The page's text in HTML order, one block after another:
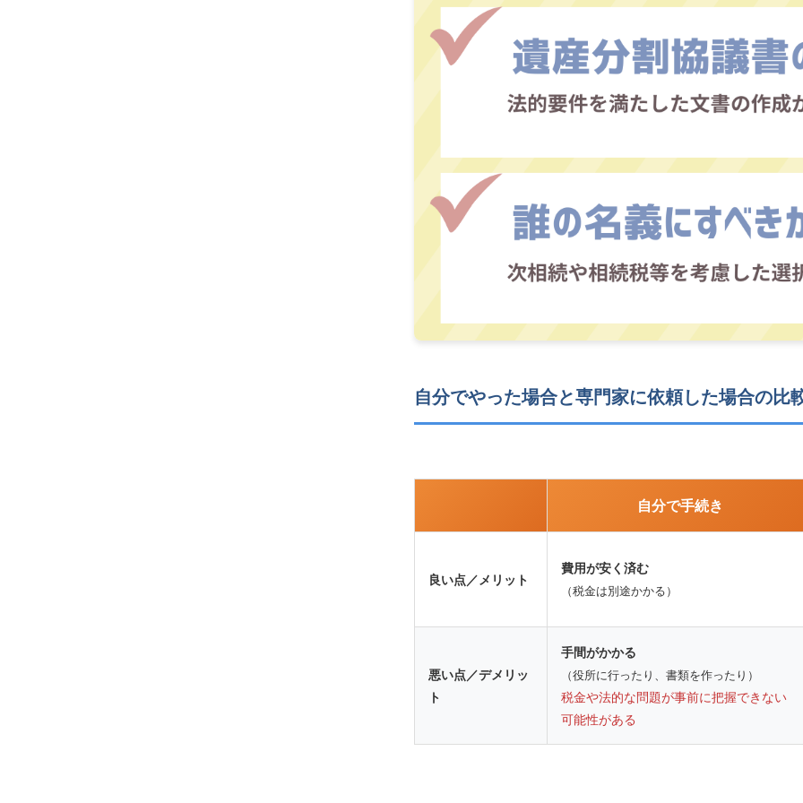
自分でやった場合と専門家に依頼した場合の比
自分で手続き
良い点／メリット
費用が安く済む
（税金は別途かかる）
悪い点／デメリッ
ト
手間がかかる
（役所に行ったり、書類を作ったり）
税金や法的な問題が事前に把握できない
可能性がある